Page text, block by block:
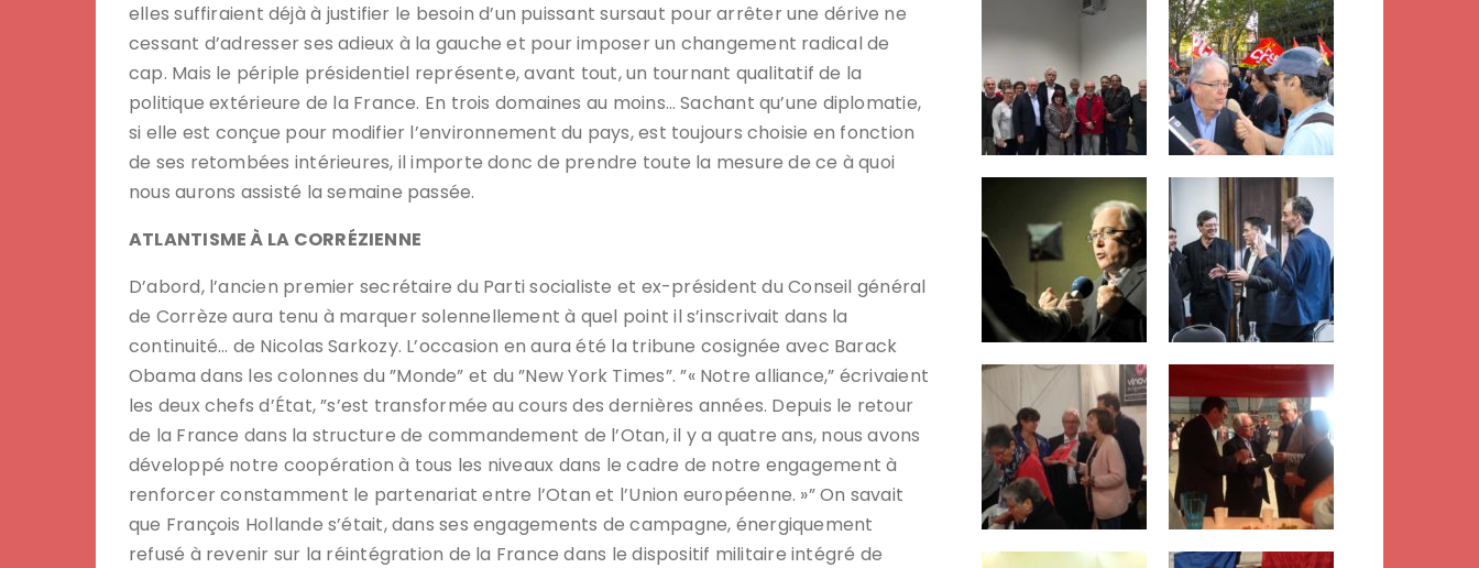
elles suffiraient déjà à justifier le besoin d’un puissant sursaut pour arrêter une dérive ne
cessant d’adresser ses adieux à la gauche et pour imposer un changement radical de
cap. Mais le périple présidentiel représente, avant tout, un tournant qualitatif de la
politique extérieure de la France. En trois domaines au moins… Sachant qu’une diplomatie,
si elle est conçue pour modifier l’environnement du pays, est toujours choisie en fonction
de ses retombées intérieures, il importe donc de prendre toute la mesure de ce à quoi
nous aurons assisté la semaine passée.
ATLANTISME À LA CORRÉZIENNE
D’abord, l’ancien premier secrétaire du Parti socialiste et ex-président du Conseil général
de Corrèze aura tenu à marquer solennellement à quel point il s’inscrivait dans la
continuité… de Nicolas Sarkozy. L’occasion en aura été la tribune cosignée avec Barack
Obama dans les colonnes du ”Monde” et du ”New York Times”. ”« Notre alliance,” écrivaient
les deux chefs d’État, ”s’est transformée au cours des dernières années. Depuis le retour
de la France dans la structure de commandement de l’Otan, il y a quatre ans, nous avons
développé notre coopération à tous les niveaux dans le cadre de notre engagement à
renforcer constamment le partenariat entre l’Otan et l’Union européenne. »” On savait
que François Hollande s’était, dans ses engagements de campagne, énergiquement
refusé à revenir sur la réintégration de la France dans le dispositif militaire intégré de